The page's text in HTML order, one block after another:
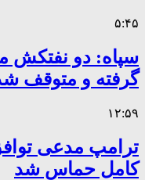
۵:۴۵
سپاه: دو نفتکش
گرفته و متوقف
۱۲:۵۹
ترامپ مدعی
کامل حماس شد